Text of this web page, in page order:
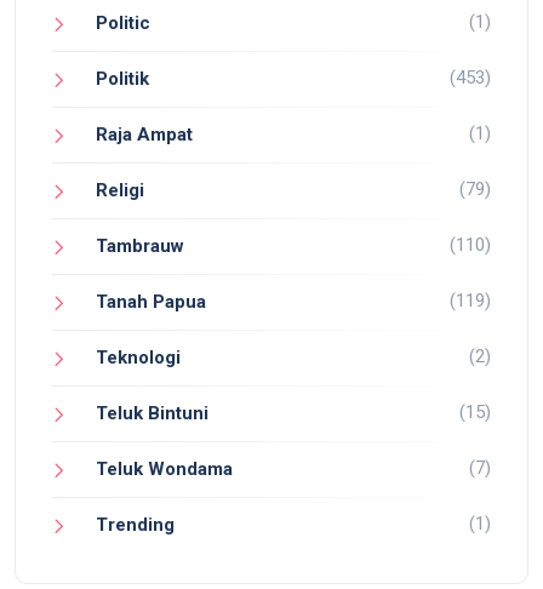
Politic (1)
Politik (453)
Raja Ampat (1)
Religi (79)
Tambrauw (110)
Tanah Papua (119)
Teknologi (2)
Teluk Bintuni (15)
Teluk Wondama (7)
Trending (1)